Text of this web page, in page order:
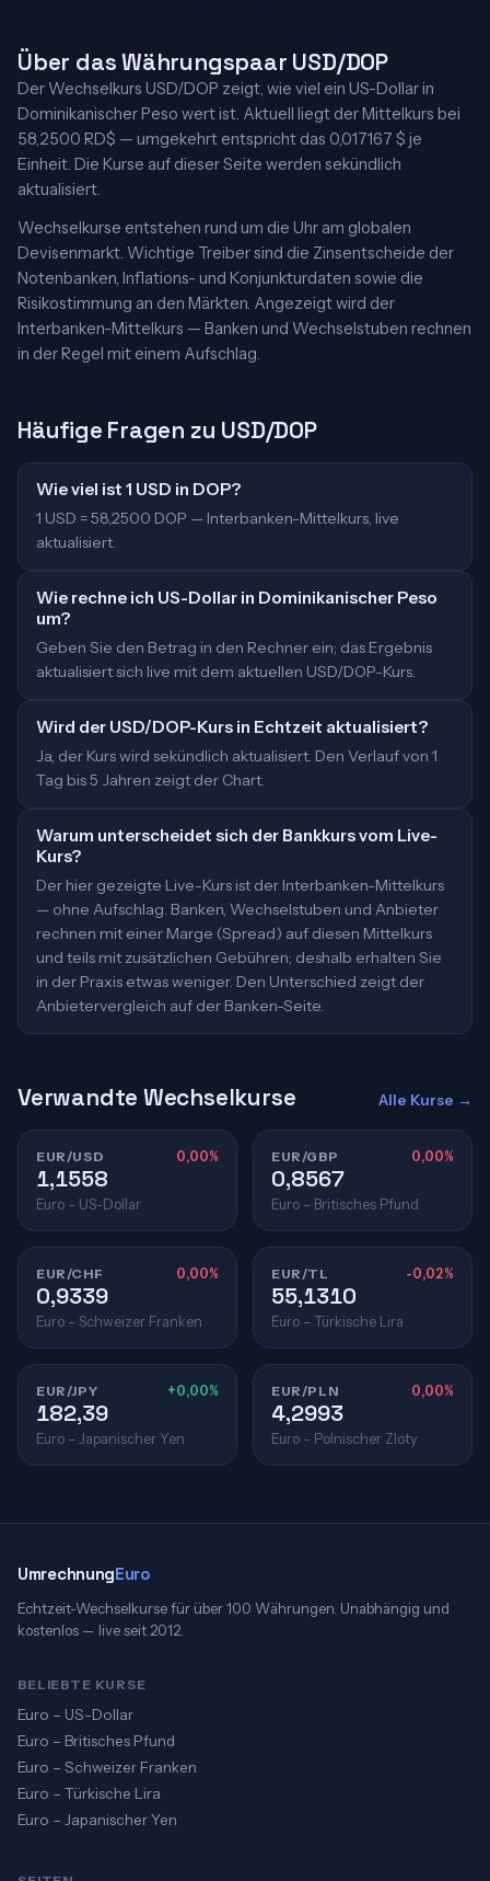
Über das Währungspaar USD/DOP
Der Wechselkurs USD/DOP zeigt, wie viel ein US-Dollar in
Dominikanischer Peso wert ist. Aktuell liegt der Mittelkurs bei
58,2500 RD$ — umgekehrt entspricht das 0,017167 $ je
Einheit. Die Kurse auf dieser Seite werden sekündlich
aktualisiert.
Wechselkurse entstehen rund um die Uhr am globalen
Devisenmarkt. Wichtige Treiber sind die Zinsentscheide der
Notenbanken, Inflations- und Konjunkturdaten sowie die
Risikostimmung an den Märkten. Angezeigt wird der
Interbanken-Mittelkurs — Banken und Wechselstuben rechnen
in der Regel mit einem Aufschlag.
Häufige Fragen zu USD/DOP
Wie viel ist 1 USD in DOP?
1 USD = 58,2500 DOP — Interbanken-Mittelkurs, live
aktualisiert.
Wie rechne ich US-Dollar in Dominikanischer Peso
um?
Geben Sie den Betrag in den Rechner ein; das Ergebnis
aktualisiert sich live mit dem aktuellen USD/DOP-Kurs.
Wird der USD/DOP-Kurs in Echtzeit aktualisiert?
Ja, der Kurs wird sekündlich aktualisiert. Den Verlauf von 1
Tag bis 5 Jahren zeigt der Chart.
Warum unterscheidet sich der Bankkurs vom Live-
Kurs?
Der hier gezeigte Live-Kurs ist der Interbanken-Mittelkurs
— ohne Aufschlag. Banken, Wechselstuben und Anbieter
rechnen mit einer Marge (Spread) auf diesen Mittelkurs
und teils mit zusätzlichen Gebühren; deshalb erhalten Sie
in der Praxis etwas weniger. Den Unterschied zeigt der
Anbietervergleich auf der Banken-Seite.
Verwandte Wechselkurse Alle Kurse →
EUR/USD 0,00%
1,1558
Euro – US-Dollar
EUR/GBP 0,00%
0,8567
Euro – Britisches Pfund
EUR/CHF 0,00%
0,9339
Euro – Schweizer Franken
EUR/TL -0,02%
55,1310
Euro – Türkische Lira
EUR/JPY +0,00%
182,39
Euro – Japanischer Yen
EUR/PLN 0,00%
4,2993
Euro – Polnischer Zloty
UmrechnungEuro
Echtzeit-Wechselkurse für über 100 Währungen. Unabhängig und
kostenlos — live seit 2012.
BELIEBTE KURSE
Euro – US-Dollar
Euro – Britisches Pfund
Euro – Schweizer Franken
Euro – Türkische Lira
Euro – Japanischer Yen